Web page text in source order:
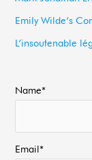
r
:
Emily Wilde’s
L’insoutenable
Name*
Email*